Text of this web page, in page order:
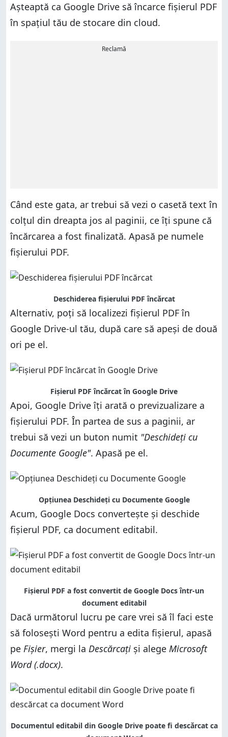
Așteaptă ca Google Drive să încarce fișierul PDF
în spațiul tău de stocare din cloud.
Reclamă
Când este gata, ar trebui să vezi o casetă text în
colțul din dreapta jos al paginii, ce îți spune că
încărcarea a fost finalizată. Apasă pe numele
fișierului PDF.
Deschiderea fișierului PDF încărcat
Alternativ, poți să localizezi fișierul PDF în
Google Drive-ul tău, după care să apeși de două
ori pe el.
Fișierul PDF încărcat în Google Drive
Apoi, Google Drive îți arată o previzualizare a
fișierului PDF. În partea de sus a paginii, ar
trebui să vezi un buton numit "Deschideți cu
Documente Google". Apasă pe el.
Opțiunea Deschideți cu Documente Google
Acum, Google Docs convertește și deschide
fișierul PDF, ca document editabil.
Fișierul PDF a fost convertit de Google Docs într-un
document editabil
Dacă următorul lucru pe care vrei să îl faci este
să folosești Word pentru a edita fișierul, apasă
pe Fișier, mergi la Descărcați și alege Microsoft
Word (.docx).
Documentul editabil din Google Drive poate fi descărcat ca